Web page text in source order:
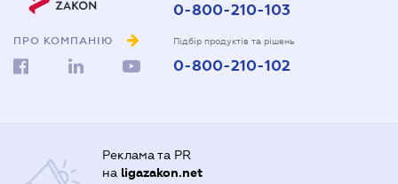
ПРО КОМПАНІЮ
0-800-210-103
Підбір продуктів та рішень
0-800-210-102
Реклама та PR
на ligazakon.net